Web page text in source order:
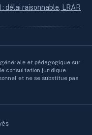
délai raisonnable, LRAR
et pédagogique sur
consultation juridique
et ne se substitue pas